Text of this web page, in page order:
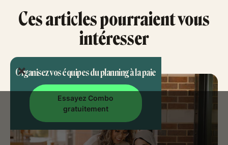
Organisez vos équipes du planning à la paie
Essayez Combo
gratuitement
Ces articles pourraient vous
intéresser